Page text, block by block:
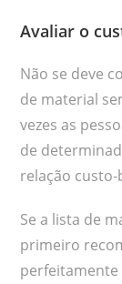
Avaliar o
Não se deve
de material
vezes as
de
relação
Se a lista de
primeiro